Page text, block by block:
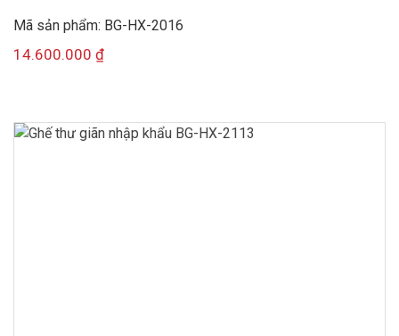
Mã sản phẩm: BG-HX-2016
14.600.000 ₫